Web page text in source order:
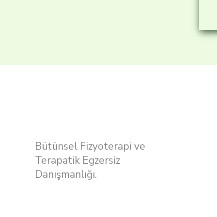
Bütünsel Fizyoterapi ve
Terapatik Egzersiz
Danışmanlığı.